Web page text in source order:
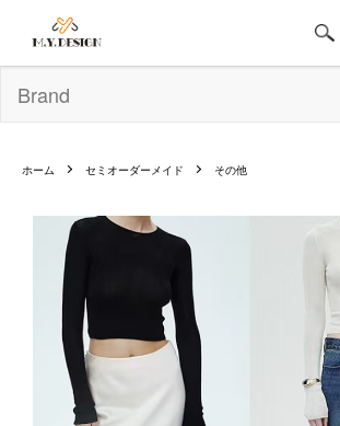
Brand
ホーム セミオーダーメイド その他